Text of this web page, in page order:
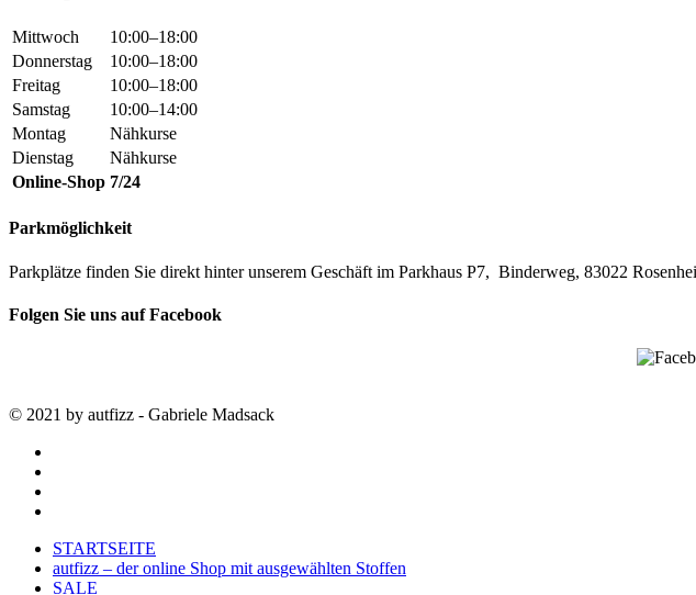
Mittwoch
10:00–18:00
Donnerstag
10:00–18:00
Freitag
10:00–18:00
Samstag
10:00–14:00
Montag
Nähkurse
Dienstag
Nähkurse
Online-Shop 7/24
Parkmöglichkeit
Parkplätze finden Sie direkt hinter unserem Geschäft im Parkhaus P7, Binderweg, 83022
Folgen Sie uns auf Facebook
© 2021 by autfizz - Gabriele Madsack
Close
Menu
STARTSEITE
autfizz – der online Shop mit ausgewählten Stoffen
SALE